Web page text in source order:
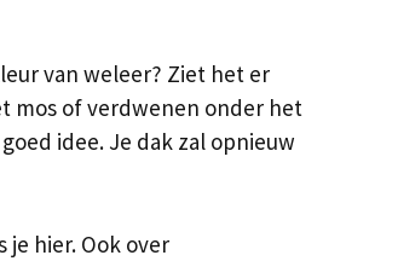
van weleer? Ziet het er
mos of verdwenen onder het
idee. Je dak zal opnieuw
je hier. Ook over